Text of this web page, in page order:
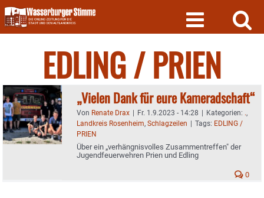
Skip
to
content
EDLING / PRIEN
„Vielen Dank für eure Kameradschaft“
Von Renate Drax | Fr. 1.9.2023 - 14:28 | Kategorien: .,
Landkreis Rosenheim, Schlagzeilen | Tags: EDLING /
PRIEN
Über ein „verhängnisvolles Zusammentreffen" der
Jugendfeuerwehren Prien und Edling
0